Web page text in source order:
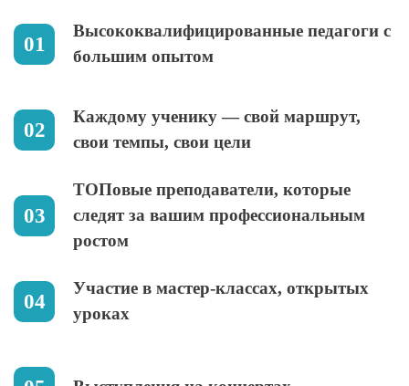
Высококвалифицированные педагоги с
большим опытом
Каждому ученику — свой маршрут,
свои темпы, свои цели
ТОПовые преподаватели, которые
следят за вашим профессиональным
ростом
Участие в мастер-классах, открытых
уроках